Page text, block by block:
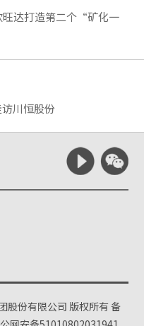
达打造第二个“矿化一
川恒股份
股份有限公司 版权所有备